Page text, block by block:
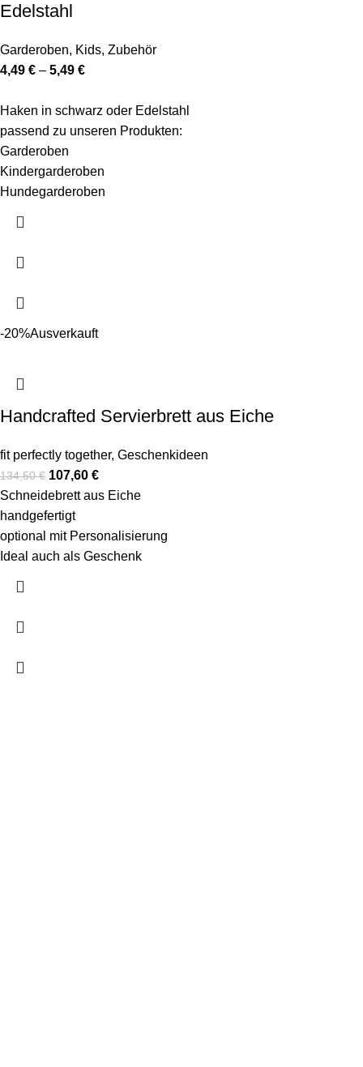
Edelstahl
Garderoben, Kids, Zubehör
4,49 € – 5,49 €
Haken in schwarz oder Edelstahl
passend zu unseren Produkten:
Garderoben
Kindergarderoben
Hundegarderoben
-20%Ausverkauft
Handcrafted Servierbrett aus Eiche
fit perfectly together, Geschenkideen
134,50€ 107,60 €
Schneidebrett aus Eiche
handgefertigt
optional mit Personalisierung
Ideal auch als Geschenk